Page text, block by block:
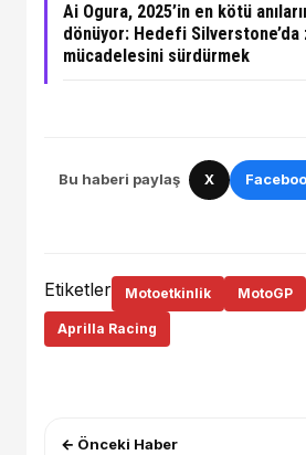
Ai Ogura, 2025’in en kötü
dönüyor: Hedefi Silverstone’da
mücadelesini sürdürmek
Bu haberi paylaş X
Etiketler Motoetkinlik MotoGP
Aprilla Racing
← Önceki Haber